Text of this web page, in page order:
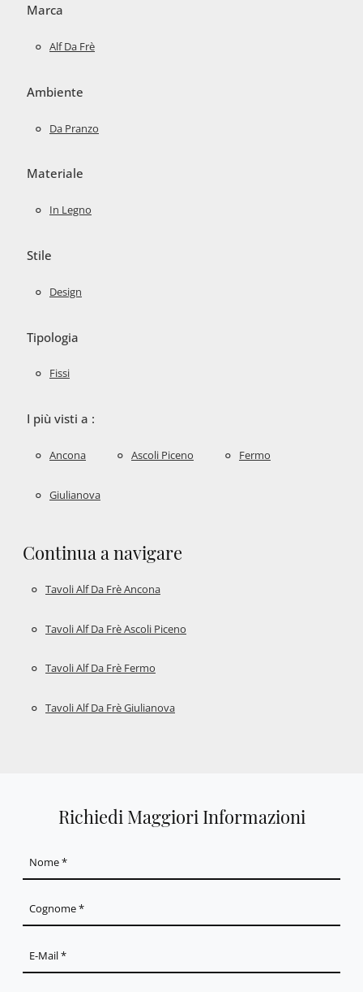
Marca
Alf Da Frè
Ambiente
Da Pranzo
Materiale
In Legno
Stile
Design
Tipologia
Fissi
I più visti a :
Ancona Ascoli Piceno Fermo
Giulianova
Continua a navigare
Tavoli Alf Da Frè Ancona
Tavoli Alf Da Frè Ascoli Piceno
Tavoli Alf Da Frè Fermo
Tavoli Alf Da Frè Giulianova
Richiedi Maggiori Informazioni